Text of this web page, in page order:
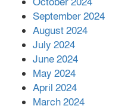
September 2024
August 2024
July 2024
June 2024
May 2024
April 2024
March 2024